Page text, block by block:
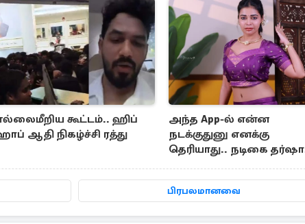
கூட்டம்.. ஹிப்
ஆதி நிகழ்ச்சி ரத்து
அந்த App-ல் என்ன
நடக்குதுனு எனக்கு
தெரியாது.. நடிகை தர்ஷா
பிரபலமானவை